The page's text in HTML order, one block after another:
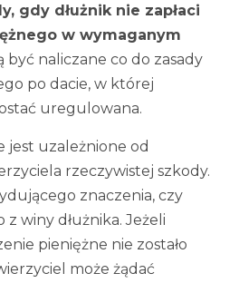
gdy dłużnik nie zapłaci
w wymaganym
być naliczane co do zasady
po dacie, w której
uregulowana.
jest uzależnione od
rzeczywistej szkody.
znaczenia, czy
z winy dłużnika. Jeżeli
pieniężne nie zostało
może żądać